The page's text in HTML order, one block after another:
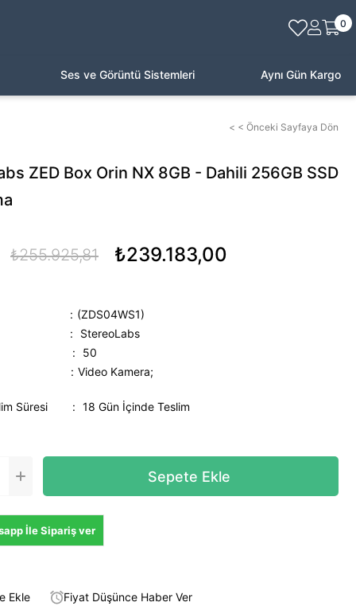
0
Ses ve Görüntü Sistemleri Aynı Gün Kargo
< < Önceki Sayfaya Dön
ZED Box Orin NX 8GB - Dahili 256GB SSD
₺255.925,81 ₺239.183,00
(ZDS04WS1)
:
StereoLabs
:
50
Video Kamera;
Süresi : 18 Gün İçinde Teslim
İle Sipariş ver
Ekle Fiyat Düşünce Haber Ver